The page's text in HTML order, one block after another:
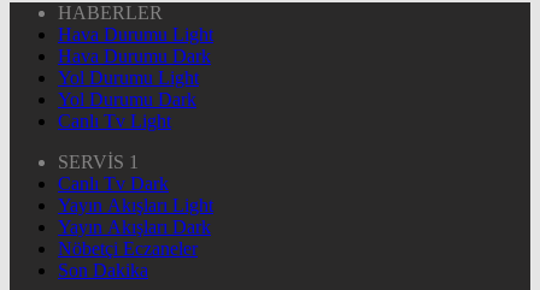
HABERLER
Hava Durumu Light
Hava Durumu Dark
Yol Durumu Light
Yol Durumu Dark
Canlı Tv Light
SERVİS 1
Canlı Tv Dark
Yayın Akışları Light
Yayın Akışları Dark
Nöbetçi Eczaneler
Son Dakika